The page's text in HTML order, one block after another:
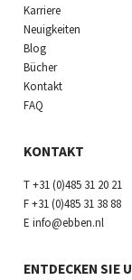
Karriere
Neuigkeiten
Blog
Bücher
Kontakt
FAQ
KONTAKT
T+31 (0)485 31 20 21
F+31 (0)485 31 38 88
E info@ebben.nl
ENTDECKEN SIE